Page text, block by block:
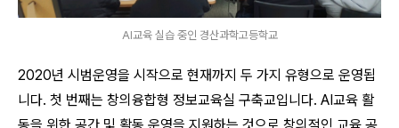
AI교육 실습 중인 경산과학고등학교
2020년 시범운영을 시작으로 현재까지 두 가지 유형으로 운영됩
니다. 첫 번째는 창의융합형 정보교육실 구축교입니다. AI교육 활